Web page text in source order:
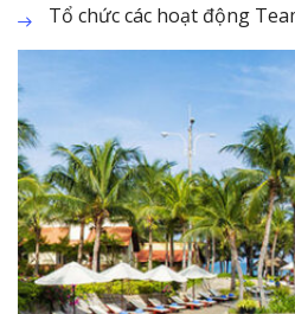
Tổ chức các hoạt động